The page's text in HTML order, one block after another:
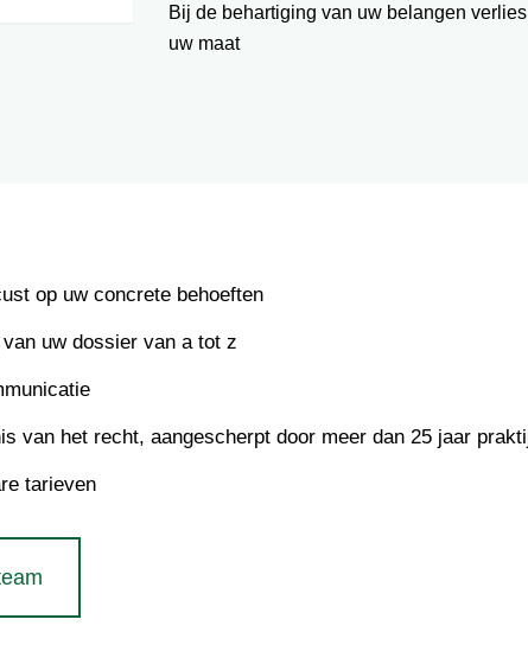
Bij de behartiging van uw belangen
uw maat
op uw concrete behoeften
uw dossier van a tot z
van het recht, aangescherpt door meer dan 25 jaar
tarieven